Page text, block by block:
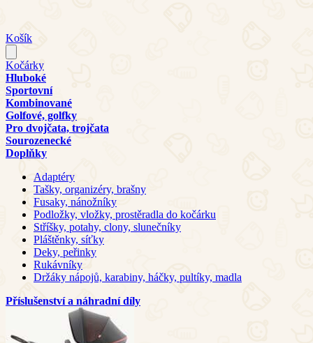
Košík
Kočárky
Hluboké
Sportovní
Kombinované
Golfové, golfky
Pro dvojčata, trojčata
Sourozenecké
Doplňky
Adaptéry
Tašky, organizéry, brašny
Fusaky, nánožníky
Podložky, vložky, prostěradla do kočárku
Stříšky, potahy, clony, slunečníky
Pláštěnky, síťky
Deky, peřinky
Rukávníky
Držáky nápojů, karabiny, háčky, pultíky, madla
Příslušenství a náhradní díly